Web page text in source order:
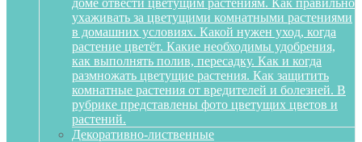
доме отвести цветущим растениям. Как правильно
ухаживать за цветущими комнатными растениями
в домашних условиях. Какой нужен уход, когда
растение цветёт. Какие необходимы удобрения,
как выполнять полив, пересадку. Как и когда
размножать цветущие растения. Как защитить
комнатные растения от вредителей и болезней. В
рубрике представлены фото цветущих цветов и
растений.
Декоративно-лиственные